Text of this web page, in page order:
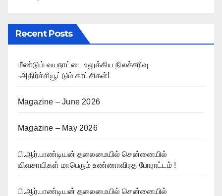
Recent Posts
மீண்டும் வயநாட்டை உலுக்கிய நிலச்சரிவு
-அதிர்ச்சியூட்டும் காட்சிகள்!
Magazine – June 2026
Magazine – May 2026
பி.ஆர்.பாண்டியன் தலைமையில் சென்னையில்
விவசாயிகள் மாபெரும் உண்ணாவிரத போராட்டம் !
பி.ஆர்.பாண்டியன் தலைமையில் சென்னையில்